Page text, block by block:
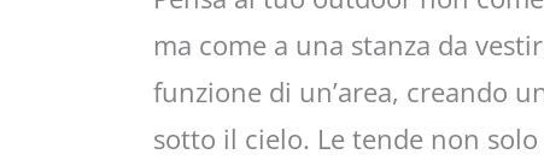
ma come a una stanza da
funzione di un’area, creando
sotto il cielo. Le tende non